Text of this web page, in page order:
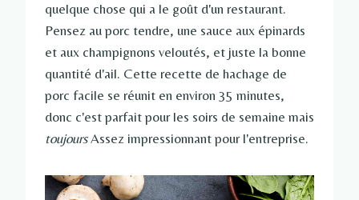
quelque chose qui a le goût d'un restaurant.
Pensez au porc tendre, une sauce aux épinards
et aux champignons veloutés, et juste la bonne
quantité d'ail. Cette recette de hachage de
porc facile se réunit en environ 35 minutes,
donc c'est parfait pour les soirs de semaine mais
toujoursAssez impressionnant pour l'entreprise.